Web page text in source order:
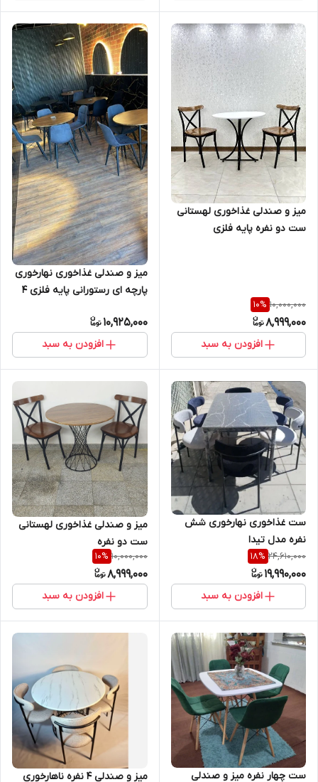
میز و صندلی غذاخوری لهستانی
ست دو نفره پایه فلزی
10,000,000
10%
8,999,000
افزودن به سبد
میز و صندلی غذاخوری نهارخوری
پارچه ای رستورانی پایه فلزی ۴
10,925,000
افزودن به سبد
ست غذاخوری نهارخوری شش
نفره مدل تیدا
24,610,000
18%
19,990,000
افزودن به سبد
میز و صندلی غذاخوری لهستانی
ست دو نفره
10,000,000
10%
8,999,000
افزودن به سبد
ست چهار نفره میز و صندلی میز و صندلی ۴ نفره ناهارخوری